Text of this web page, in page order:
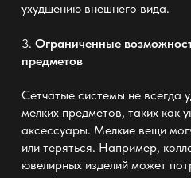
ухудшению внешнего вида.
3. Ограниченные
предметов
Сетчатые системы не всегда
мелких предметов, таких как
аксессуары. Мелкие вещи
или теряться. Например,
ювелирных изделий может